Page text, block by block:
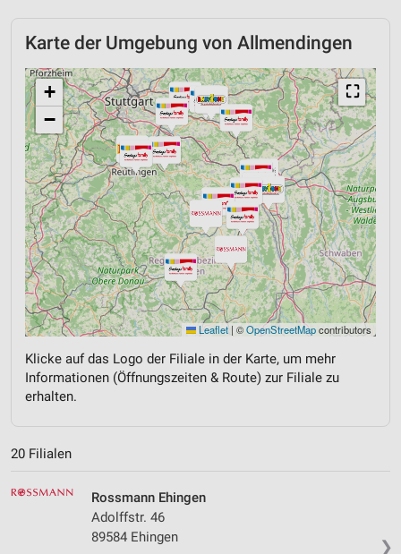
Karte der Umgebung von Allmendingen
⛶
+
−
Leaflet | ©OpenStreetMapcontributors
Klicke auf das Logo der Filiale in der Karte, um mehr
Informationen (Öffnungszeiten & Route) zur Filiale zu
erhalten.
20 Filialen
❯
Rossmann Ehingen
Adolffstr. 46
89584 Ehingen